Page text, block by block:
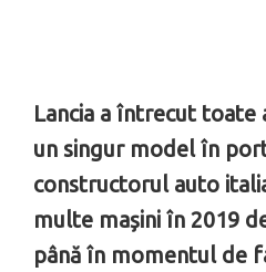
Lancia a întrecut toate
un singur model în
constructorul auto
multe mașini în 2019
până în momentul de